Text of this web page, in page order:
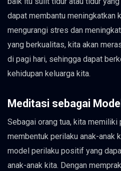
dapat membantu meningkatkan
mengurangi stres dan
yang berkualitas, kita akan
di pagi hari, sehingga dapat
kehidupan keluarga kita.
Meditasi sebagai
Sebagai orang tua, kita memiliki
membentuk perilaku anak-anak
model perilaku positif yang
anak-anak kita. Dengan